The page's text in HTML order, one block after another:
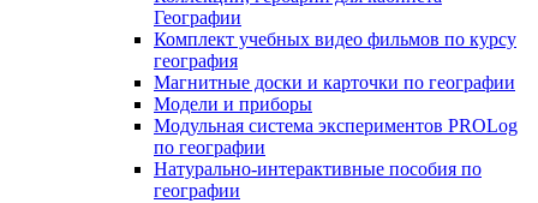
Географии
Комплект учебных видео фильмов по курсу
география
Магнитные доски и карточки по географии
Модели и приборы
Модульная система экспериментов PROLog
по географии
Натурально-интерактивные пособия по
географии